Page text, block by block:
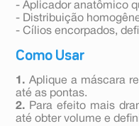
- Aplicador anatômico
- Distribuição
- Cílios encorpados,
Como Usar
1. Aplique a máscara
até as pontas.
2. Para efeito mais
até obter volume e